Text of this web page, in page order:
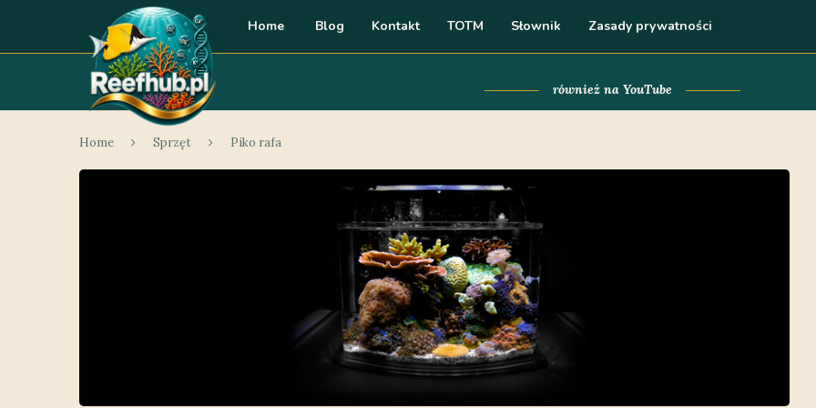
Home Blog Kontakt TOTM Słownik Zasady prywatności
również na YouTube
Home Sprzęt Piko rafa